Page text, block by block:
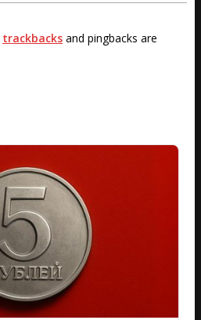
trackbacks and pingbacks are